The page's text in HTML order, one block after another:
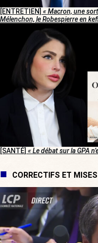
[ENTRETIEN] « Macron, une
Mélenchon, le Robespierre en
[SANTÉ] « Le débat sur la GPA
CORRECTIFS ET